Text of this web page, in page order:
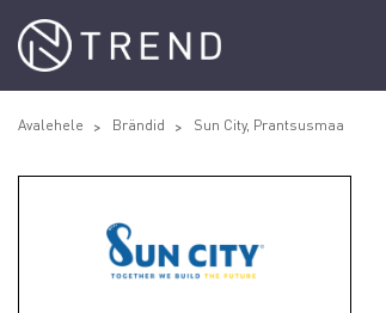
Avalehele Brändid Sun City, Prantsusmaa